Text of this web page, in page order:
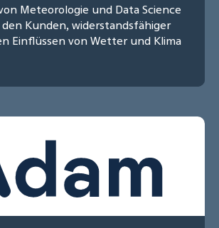
Meteorologie und Data Science
Kunden, widerstandsfähiger
Einflüssen von Wetter und Klima